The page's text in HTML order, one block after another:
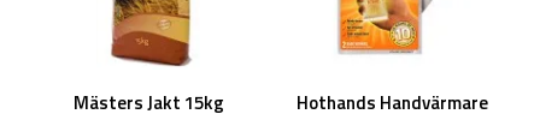
Mästers Jakt 15kg Hothands Handvärmare